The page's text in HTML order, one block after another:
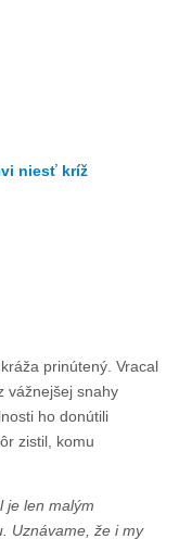
niesť kríž
prinútený. Vracal
vážnejšej snahy
ho donútili
zistil, komu
je len malým
Uznávame, že i my